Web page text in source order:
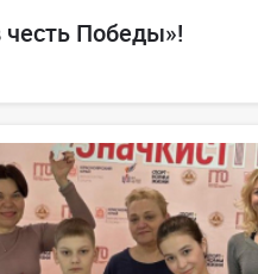
честь Победы»!